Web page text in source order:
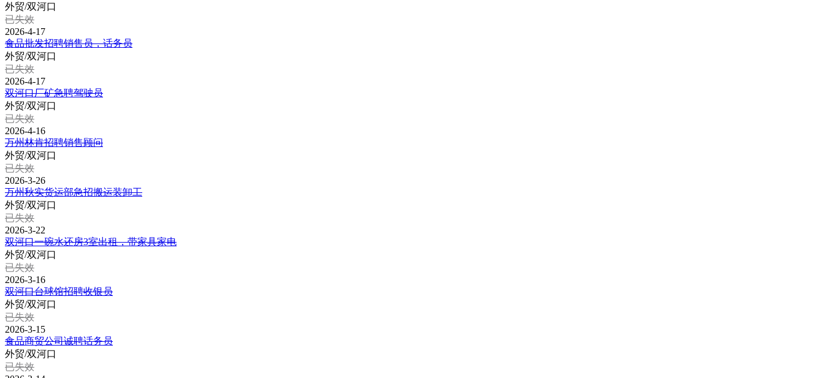
外贸/双河口
已失效
2026-4-17
食品批发招聘销售员，话务员
外贸/双河口
已失效
2026-4-17
双河口厂矿急聘驾驶员
外贸/双河口
已失效
2026-4-16
万州林肯招聘销售顾问
外贸/双河口
已失效
2026-3-26
万州秋实货运部急招搬运装卸工
外贸/双河口
已失效
2026-3-22
双河口一碗水还房3室出租，带家具家电
外贸/双河口
已失效
2026-3-16
双河口台球馆招聘收银员
外贸/双河口
已失效
2026-3-15
食品商贸公司诚聘话务员
外贸/双河口
已失效